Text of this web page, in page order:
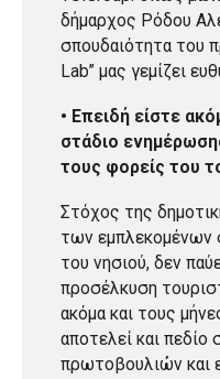
δήμαρχος Ρόδου
σπουδαιότητα του
Lab” μας γεμίζει
• Επειδή είστε
στάδιο
τους φορείς του
Στόχος της
των εμπλεκομένων
του νησιού, δεν
προσέλκυση
ακόμα και τους
αποτελεί και
πρωτοβουλιών και